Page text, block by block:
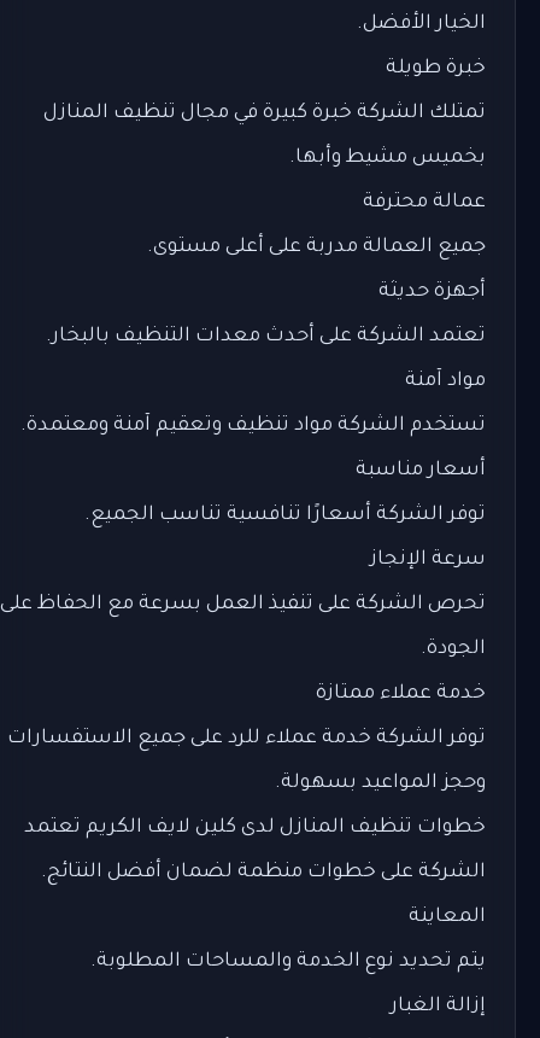
الخيار الأفضل.
خبرة طويلة
تمتلك الشركة خبرة كبيرة في مجال تنظيف المنازل
بخميس مشيط وأبها.
عمالة محترفة
جميع العمالة مدربة على أعلى مستوى.
أجهزة حديثة
تعتمد الشركة على أحدث معدات التنظيف بالبخار.
مواد آمنة
تستخدم الشركة مواد تنظيف وتعقيم آمنة ومعتمدة.
أسعار مناسبة
توفر الشركة أسعارًا تنافسية تناسب الجميع.
سرعة الإنجاز
تحرص الشركة على تنفيذ العمل بسرعة مع الحفاظ على
الجودة.
خدمة عملاء ممتازة
توفر الشركة خدمة عملاء للرد على جميع الاستفسارات
وحجز المواعيد بسهولة.
خطوات تنظيف المنازل لدى كلين لايف الكريم تعتمد
الشركة على خطوات منظمة لضمان أفضل النتائج.
المعاينة
يتم تحديد نوع الخدمة والمساحات المطلوبة.
إزالة الغبار